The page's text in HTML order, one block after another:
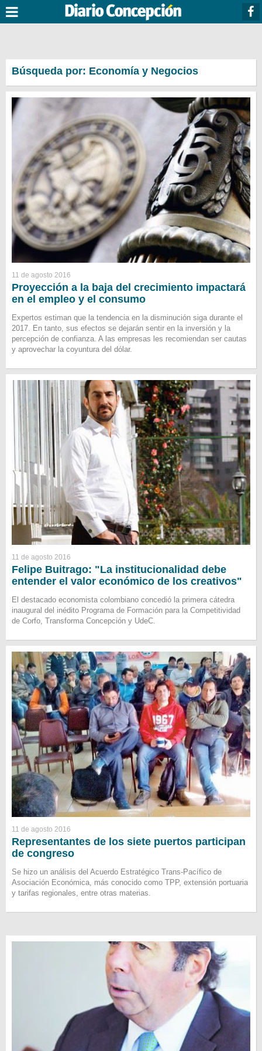
Búsqueda por: Economía y Negocios
11 de agosto 2016
Proyección a la baja del crecimiento impactará
en el empleo y el consumo
Expertos estiman que la tendencia en la disminución siga durante el
2017. En tanto, sus efectos se dejarán sentir en la inversión y la
percepción de confianza. A las empresas les recomiendan ser cautas
y aprovechar la coyuntura del dólar.
11 de agosto 2016
Felipe Buitrago: "La institucionalidad debe
entender el valor económico de los creativos"
El destacado economista colombiano concedió la primera cátedra
inaugural del inédito Programa de Formación para la Competitividad
de Corfo, Transforma Concepción y UdeC.
11 de agosto 2016
Representantes de los siete puertos participan
de congreso
Se hizo un análisis del Acuerdo Estratégico Trans-Pacífico de
Asociación Económica, más conocido como TPP, extensión portuaria
y tarifas regionales, entre otras materias.